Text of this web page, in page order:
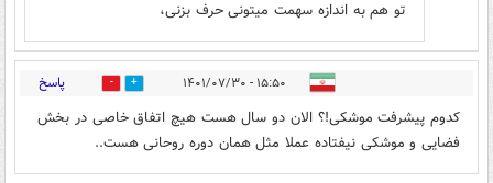
تو هم به اندازه سهمت میتونی حرف بزنی،
۱۵:۵۰ - ۱۴۰۱/۰۷/۳۰ 4 پاسخ
کدوم پیشرفت موشکی!؟ الان دو سال هست هیچ اتفاق خاصی در بخش
فضایی و موشکی نیفتاده عملا مثل همان دوره روحانی هست..